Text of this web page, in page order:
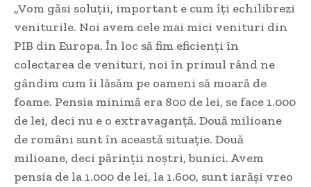
„Vom găsi soluţii, important e cum îţi echilibrezi
veniturile. Noi avem cele mai mici venituri din
PIB din Europa. În loc să fim eficienţi în
colectarea de venituri, noi în primul rând ne
gândim cum îi lăsăm pe oameni să moară de
foame. Pensia minimă era 800 de lei, se face 1.000
de lei, deci nu e o extravaganţă. Două milioane
de români sunt în această situaţie. Două
milioane, deci părinţii noştri, bunici. Avem
pensia de la 1.000 de lei, la 1.600, sunt iarăşi vreo